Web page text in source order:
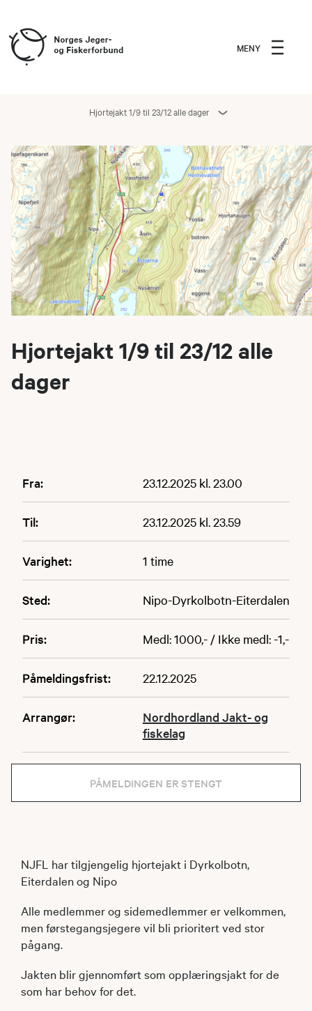
MENY
Hjortejakt 1/9 til 23/12 alle dager
Hjortejakt 1/9 til 23/12 alle
dager
Fra: 23.12.2025 kl. 23.00
Til: 23.12.2025 kl. 23.59
Varighet: 1 time
Sted: Nipo-Dyrkolbotn-Eiterdalen
Pris: Medl: 1000,- / Ikke medl: -1,-
Påmeldingsfrist: 22.12.2025
Arrangør:
Nordhordland Jakt- og
fiskelag
PÅMELDINGEN ER STENGT
NJFL har tilgjengelig hjortejakt i Dyrkolbotn,
Eiterdalen og Nipo
​Alle medlemmer og sidemedlemmer er velkommen,
men førstegangsjegere vil bli prioritert ved stor
pågang.
Jakten blir gjennomført som opplæringsjakt for de
som har behov for det.